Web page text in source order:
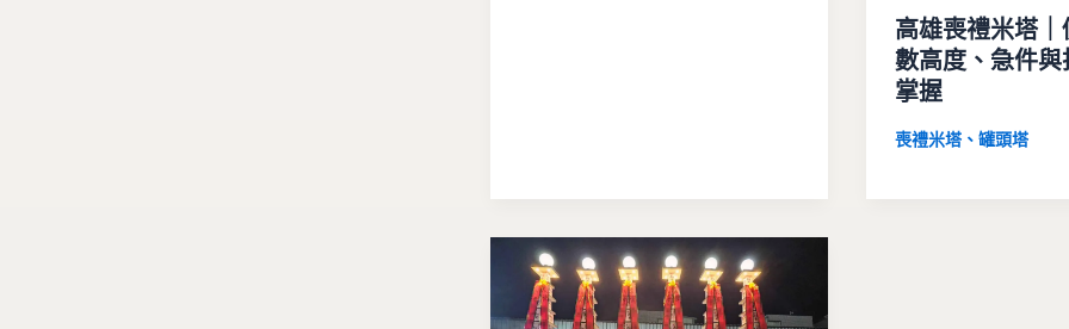
高雄喪禮米塔｜
數高度、急件與
掌握
喪禮米塔、罐頭塔